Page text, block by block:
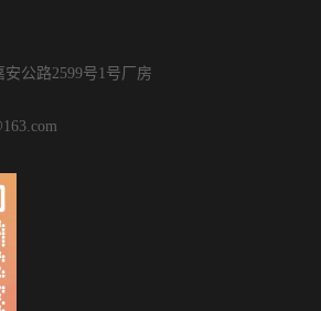
公路2599号1号厂房